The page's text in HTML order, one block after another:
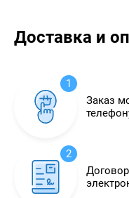
Доставка и
1
Заказ
2